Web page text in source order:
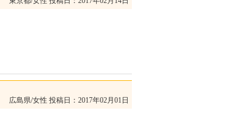
広島県/女性 投稿日：2017年02月01日